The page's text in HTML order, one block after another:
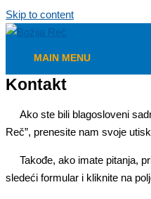
Skip to content
MAIN MENU
Kontakt
Ako ste bili blagosloveni
Reč”, prenesite nam svoje
Takođe, ako imate pitanja,
sledeći formular i kliknite na